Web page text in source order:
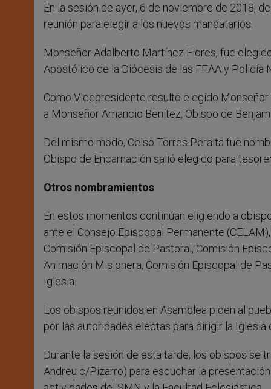
En la sesión de ayer, 6 de noviembre de 2018,
reunión para elegir a los nuevos mandatarios.
Monseñor Adalberto Martínez Flores, fue
Apostólico de la Diócesis de las FF.AA y Policía
Como Vicepresidente resultó elegido
a Monseñor Amancio Benítez, Obispo de
Del mismo modo, Celso Torres Peralta fue
Obispo de Encarnación salió elegido para
Otros nombramientos
En estos momentos continúan eligiendo a
ante el Consejo Episcopal Permanente
Comisión Episcopal de Pastoral, Comisión
Animación Misionera, Comisión Episcopal de
Iglesia.
Los obispos reunidos en Asamblea piden al
por las autoridades electas para dirigir la Iglesia
Durante la sesión de esta tarde, los obispos se
Andreu c/Pizarro) para escuchar la